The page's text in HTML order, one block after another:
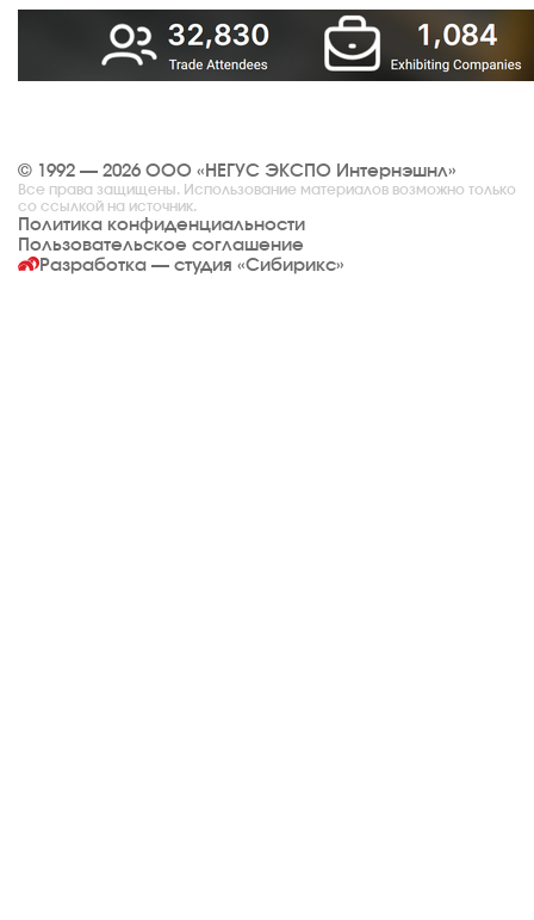
© 1992 — 2026 ООО «НЕГУС ЭКСПО Интернэшнл»
Все права защищены. Использование материалов возможно только
со ссылкой на источник.
Политика конфиденциальности
Пользовательское соглашение
Разработка — студия «Сибирикс»